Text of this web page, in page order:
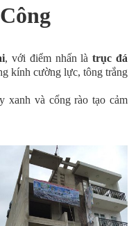
, với điểm nhấn làtrục đá
kính cường lực, tông trắng
xanh và cổng rào tạo cảm